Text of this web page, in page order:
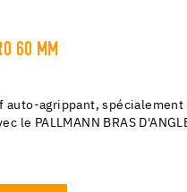
60 MM
auto-agrippant, spécialement
le PALLMANN BRAS